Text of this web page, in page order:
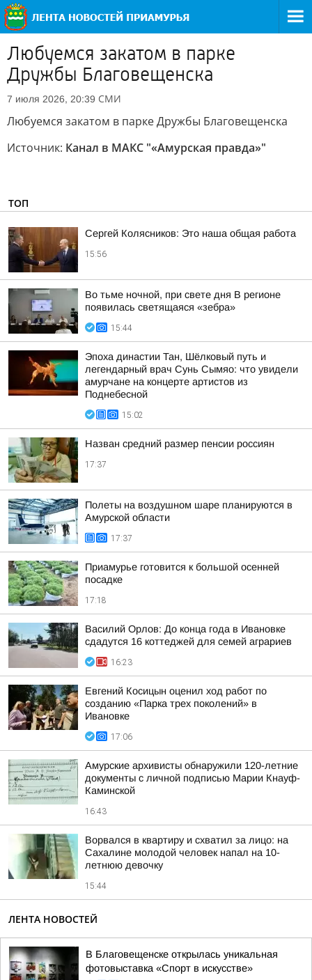
Любуемся закатом в парке
Дружбы Благовещенска
7 июля 2026, 20:39 СМИ
Любуемся закатом в парке Дружбы Благовещенска
Источник: Канал в МАКС "«Амурская правда»"
ТОП
Сергей Колясников: Это наша общая работа
15:56
Во тьме ночной, при свете дня В регионе
появилась светящаяся «зебра»
15:44
Эпоха династии Тан, Шёлковый путь и
легендарный врач Сунь Сымяо: что увидели
амурчане на концерте артистов из
Поднебесной
15:02
Назван средний размер пенсии россиян
17:37
Полеты на воздушном шаре планируются в
Амурской области
17:37
Приамурье готовится к большой осенней
посадке
17:18
Василий Орлов: До конца года в Ивановке
сдадутся 16 коттеджей для семей аграриев
16:23
Евгений Косицын оценил ход работ по
созданию «Парка трех поколений» в
Ивановке
17:06
Амурские архивисты обнаружили 120-летние
документы с личной подписью Марии Кнауф-
Каминской
16:43
Ворвался в квартиру и схватил за лицо: на
Сахалине молодой человек напал на 10-
летнюю девочку
15:44
ЛЕНТА НОВОСТЕЙ
В Благовещенске открылась уникальная
фотовыставка «Спорт в искусстве»